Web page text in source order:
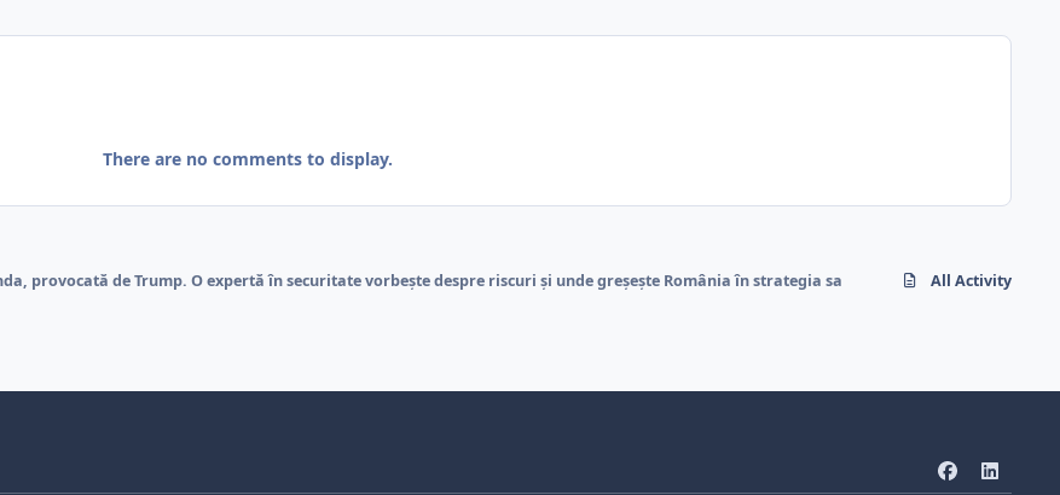
There are no comments to display.
provocată de Trump. O expertă în securitate vorbește despre riscuri și unde greșește România în strategia sa All Activity